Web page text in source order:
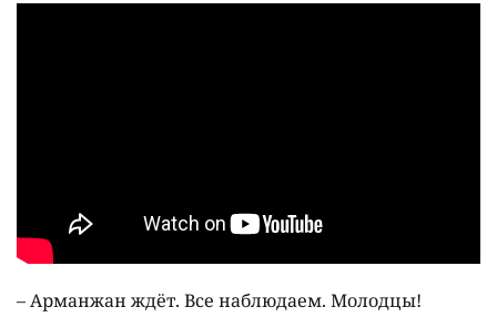
– Арманжан ждёт. Все наблюдаем. Молодцы!